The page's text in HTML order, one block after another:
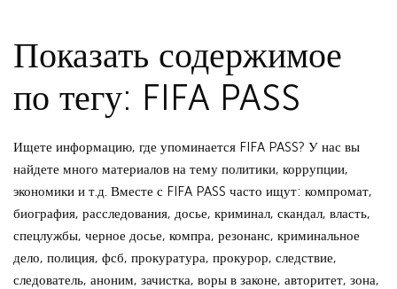
Показать содержимое
по тегу: FIFA PASS
Ищете информацию, где упоминается FIFA PASS? У нас вы
найдете много материалов на тему политики, коррупции,
экономики и т.д. Вместе с FIFA PASS часто ищут: компромат,
биография, расследования, досье, криминал, скандал, власть,
спецлужбы, черное досье, компра, резонанс, криминальное
дело, полиция, фсб, прокуратура, прокурор, следствие,
следователь, аноним, зачистка, воры в законе, авторитет, зона,